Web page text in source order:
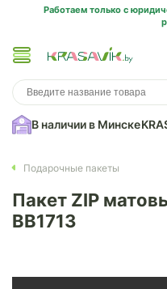
Работаем только с
В наличии в Минске
Подарочные пакеты
Пакет ZIP
BB1713